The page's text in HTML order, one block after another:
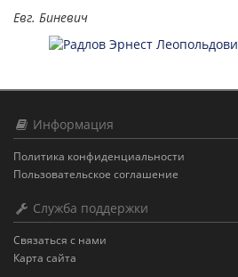
Евг. Биневич
Информация
Политика конфиденциальности
Пользовательское соглашение
Служба поддержки
Связаться с нами
Карта сайта